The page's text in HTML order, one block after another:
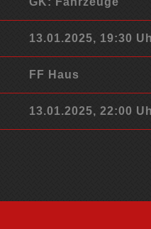
13.01.2025, 19:30
FF Haus
13.01.2025, 22:00